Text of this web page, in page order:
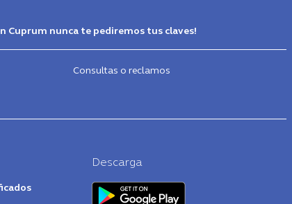
Cuprum nunca te pediremos tus claves!
Consultas o reclamos
Descarga